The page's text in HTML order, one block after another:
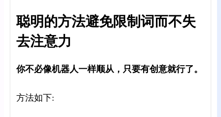
聪明的方法避免限制词而不失
去注意力
你不必像机器人一样顺从，只要有创意就行了。
方法如下: